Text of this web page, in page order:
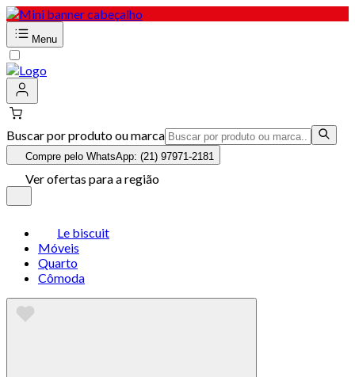
Menu
Buscar por produto ou marca
Compre pelo WhatsApp: (21) 97971-2181
Ver ofertas para a região
Le biscuit
Móveis
Quarto
Cômoda